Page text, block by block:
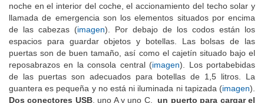
noche en el interior del coche, el accionamiento del techo solar y
llamada de emergencia son los elementos situados por encima
de las cabezas (imagen). Por debajo de los codos están los
espacios para guardar objetos y botellas. Las bolsas de las
puertas son de buen tamaño, así como el cajetín situado bajo el
reposabrazos en la consola central (imagen). Los portabebidas
de las puertas son adecuados para botellas de 1,5 litros. La
guantera es pequeña y no está ni iluminada ni tapizada (imagen).
Dos conectores USB, uno A y uno C,
un puerto para cargar el